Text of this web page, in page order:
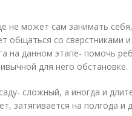
не может сам занимать
общаться со сверстниками
на данном этапе- помочь
для него обстановке.
сложный, а иногда и
затягивается на полгода и